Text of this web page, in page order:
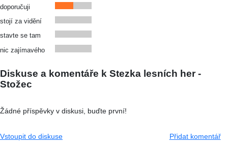
doporučuji
stojí za vidění
stavte se tam
nic zajímavého
Diskuse a komentáře k Stezka lesních her -
Stožec
Žádné příspěvky v diskusi, buďte první!
Vstoupit do diskuse Přidat komentář